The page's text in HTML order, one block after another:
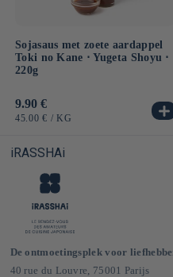
Sojasaus met zoete aardappel
Toki no Kane ⋅ Yugeta Shoyu ⋅
220g
Normale
prijs
9.90 €
EENHEIDSPRIJS
45.00 € / PER
KG
iRASSHAi
De ontmoetingsplek voor
40 rue du Louvre, 75001 Parijs